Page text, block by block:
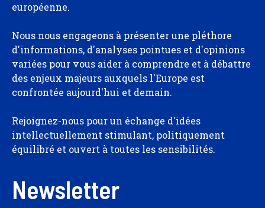
européenne.
Nous nous engageons à présenter une pléthore
d'informations, d'analyses pointues et d'opinions
variées pour vous aider à comprendre et à débattre
des enjeux majeurs auxquels l'Europe est
confrontée aujourd'hui et demain.
Rejoignez-nous pour un échange d'idées
intellectuellement stimulant, politiquement
équilibré et ouvert à toutes les sensibilités.
Newsletter